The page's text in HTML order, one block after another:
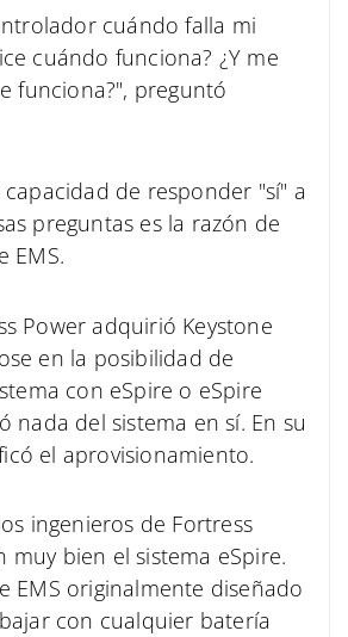
cuándo falla mi
cuándo funciona? ¿Y me
funciona?", preguntó
de responder "sí" a
preguntas es la razón de
EMS.
Power adquirió Keystone
en la posibilidad de
con eSpire o eSpire
nada del sistema en sí. En su
el aprovisionamiento.
ingenieros de Fortress
muy bien el sistema eSpire.
EMS originalmente diseñado
con cualquier batería